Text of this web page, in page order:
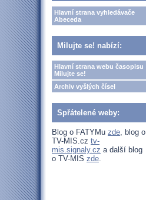
Hlavní strana vyhledávače
Abeceda
Milujte se! nabízí:
Hlavní strana webu časopisu
Milujte se!
Archiv vyšlých čísel
Spřátelené weby:
Blog o FATYMu zde, blog o
TV-MIS.cz tv-
mis.signaly.cz a další blog
o TV-MIS zde.